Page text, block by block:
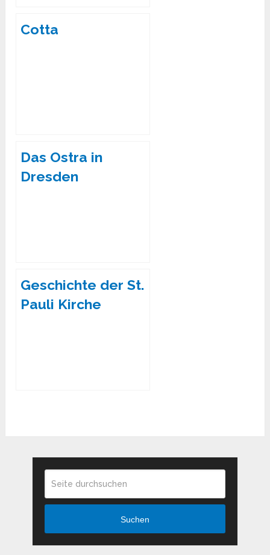
Cotta
Das Ostra in
Dresden
Geschichte der St.
Pauli Kirche
Suchen